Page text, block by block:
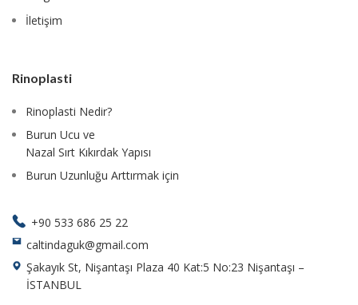
İletişim
Rinoplasti
Rinoplasti Nedir?
Burun Ucu ve
Nazal Sırt Kıkırdak Yapısı
Burun Uzunluğu Arttırmak için
+90 533 686 25 22
caltindaguk@gmail.com
Şakayık St, Nişantaşı Plaza 40 Kat:5 No:23 Nişantaşı –
İSTANBUL